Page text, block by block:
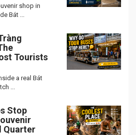
shop in
Bát ...
Tourists
a real Bát
...
Stop
Quarter